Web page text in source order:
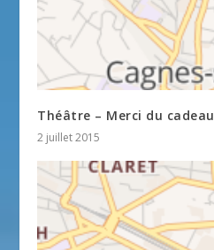
Théâtre – Merci du cadeau
2 juillet 2015